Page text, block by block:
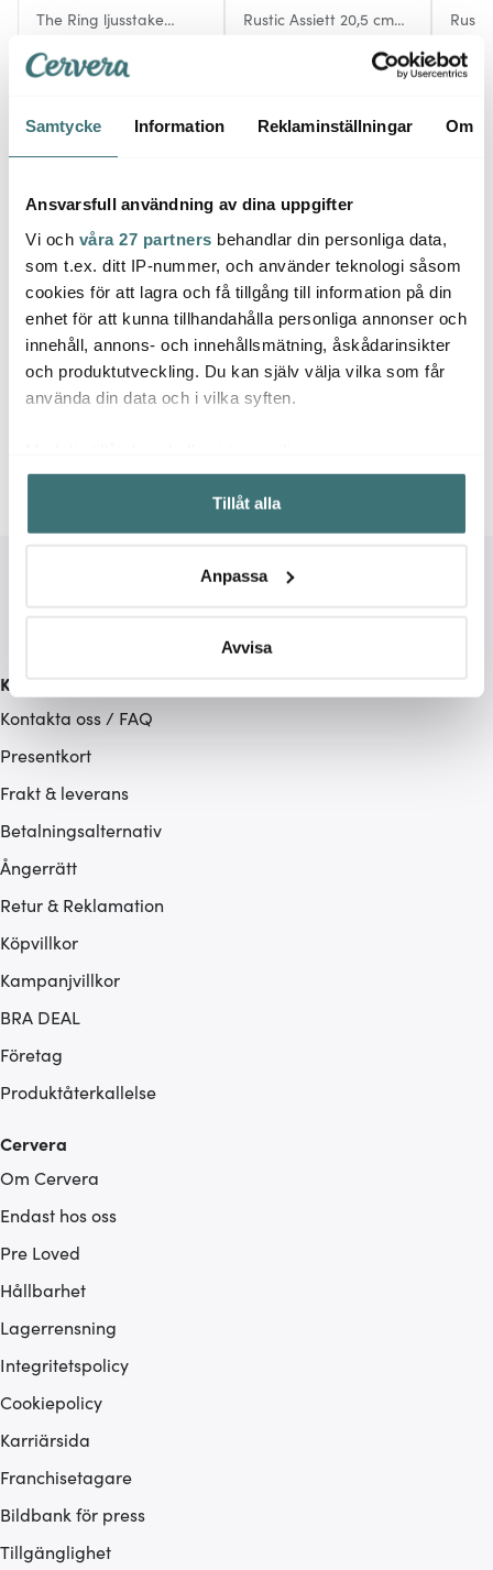
Samtycke Information Reklaminställningar Om
Ansvarsfull användning av dina uppgifter
Vi och våra 27 partners behandlar din personliga data,
som t.ex. ditt IP-nummer, och använder teknologi såsom
cookies för att lagra och få tillgång till information på din
enhet för att kunna tillhandahålla personliga annonser och
innehåll, annons- och innehållsmätning, åskådarinsikter
och produktutveckling. Du kan själv välja vilka som får
använda din data och i vilka syften.
Samla in information om din geografiska plats som
kan ha en noggrannhet på upp till flera meter
Identifiera din enhet genom att aktivt skanna den för
Ta reda på mer om hur dina personliga uppgifter
Du kan ändra eller dra tillbaka ditt samtycke när som
Vi använder cookies för att innehållet och annonserna
ska anpassas efter det som vi tror att du tycker om. Det
hemsidan ännu bättre. Du bestämmer själv vilka cookies
som du vill dela med dig av.
Tillåt alla
Anpassa
Avvisa
The Ring ljusstake
264 kr 440 kr
Rustic Assiett 20,5 cm
124
Låt dig inspireras av våra kunder
Relaterade sidor
Kundservice
Kontakta oss / FAQ
Presentkort
Frakt & leverans
Betalningsalternativ
Ångerrätt
Retur & Reklamation
Köpvillkor
Kampanjvillkor
BRA DEAL
Företag
Produktåterkallelse
Cervera
Om Cervera
Endast hos oss
Pre Loved
Hållbarhet
Lagerrensning
Integritetspolicy
Cookiepolicy
Karriärsida
Franchisetagare
Bildbank för press
Tillgänglighet